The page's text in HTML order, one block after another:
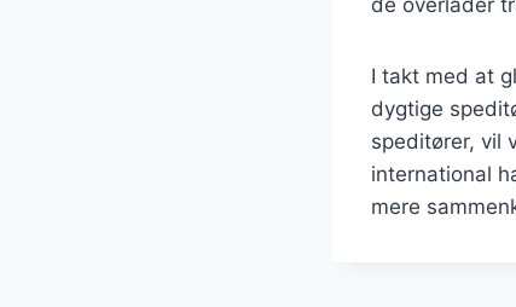
I takt med at
dygtige
speditører, vil
international
mere